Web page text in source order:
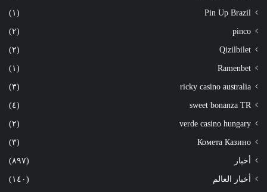
Pin Up Brazil (١)
pinco (٢)
Qizilbilet (٢)
Ramenbet (١)
ricky casino australia (٣)
sweet bonanza TR (٤)
verde casino hungary (٢)
Комета Казино (٣)
أخبار (٨٩٧)
أخبار العالم (١٤٠)